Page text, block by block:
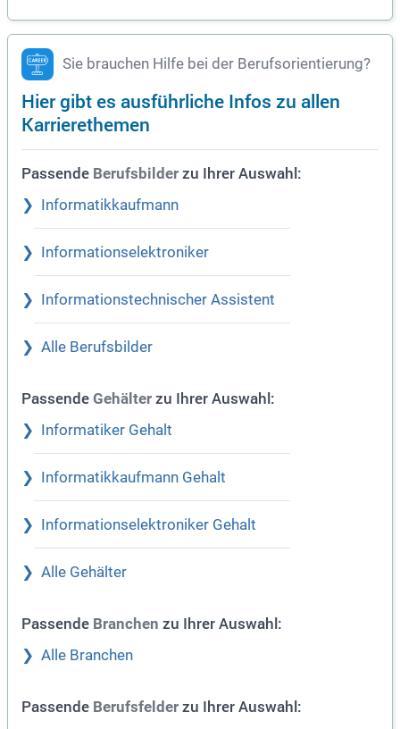
Sie brauchen Hilfe bei der Berufsorientierung?
Hier gibt es ausführliche Infos zu allen
Karrierethemen
Passende Berufsbilder zu Ihrer Auswahl:
Informatikkaufmann
Informationselektroniker
Informationstechnischer Assistent
Alle Berufsbilder
Passende Gehälter zu Ihrer Auswahl:
Informatiker Gehalt
Informatikkaufmann Gehalt
Informationselektroniker Gehalt
Alle Gehälter
Passende Branchen zu Ihrer Auswahl:
Alle Branchen
Passende Berufsfelder zu Ihrer Auswahl: